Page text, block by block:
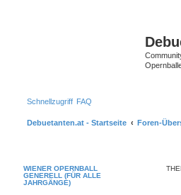
Schnellzugriff FAQ
Debuetanten.at - Startseite Foren-
WIENER OPERNBALL
GENERELL (FÜR ALLE
JAHRGÄNGE)